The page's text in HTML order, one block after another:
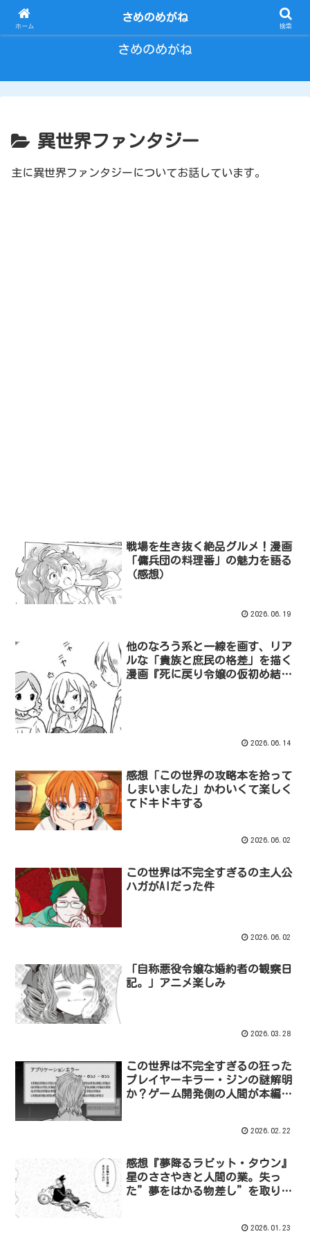
とにかく いろいろ ひとりごと。
さめのめがね
異世界ファンタジー
主に異世界ファンタジーについてお話しています。
戦場を生き抜く絶品グルメ！漫画
「傭兵団の料理番」の魅力を語る
（感想）
2026.06.19
他のなろう系と一線を画す、リア
ルな「貴族と庶民の格差」を描く
漫画『死に戻り令嬢の仮初め結婚
2026.06.14
感想「この世界の攻略本を拾って
しまいました」かわいくて楽しく
てドキドキする
2026.06.02
この世界は不完全すぎるの主人公
ハガがAIだった件
2026.06.02
「自称悪役令嬢な婚約者の観察日
記。」アニメ楽しみ
2026.03.28
この世界は不完全すぎるの狂った
プレイヤーキラー・ジンの謎解明
か？ゲーム開発側の人間が本編に
2026.02.22
感想『夢降るラビット・タウン』
星のささやきと人間の業。失っ
た”夢をはかる物差し”を取り戻
2026.01.23
ホーム
さめのめがね
検索